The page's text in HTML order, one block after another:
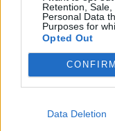
Retention,
Personal Data
Purposes for
Opted Out
CONFIRM
Data Deletion